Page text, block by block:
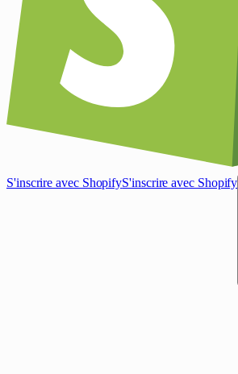
S'inscrire avec ShopifyS'inscrire avec Shopify